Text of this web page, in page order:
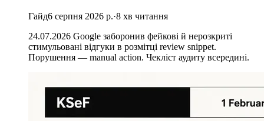
Гайд6 серпня 2026 р.·8 хв читання
24.07.2026 Google заборонив фейкові й нерозкриті
стимульовані відгуки в розмітці review snippet.
Порушення — manual action. Чекліст аудиту всередині.